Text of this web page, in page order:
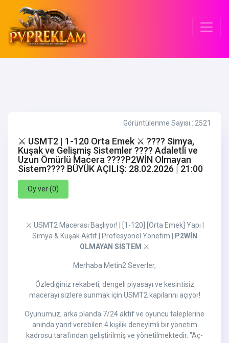
Görüntülenme Sayısı : 2521
⚔️ USMT2 | 1-120 Orta Emek ⚔️ ????️ Simya,
Kuşak ve Gelişmiş Sistemler ???? Adaletli ve
Uzun Ömürlü Macera ????P2WİN Olmayan
Sistem???? BÜYÜK AÇILIŞ: 28.02.2026 | 21:00
Oy ver (0)
⚔️ USMT2 Macerası Başlıyor! | [1-120] [Orta Emek] Yapı |
Simya & Kuşak Aktif | Profesyonel Yönetim |
P2WİN
OLMAYAN SİSTEM ⚔️
Merhaba Metin2 Severler,
Özlediğiniz rekabeti, dengeli piyasayı ve kesintisiz
macerayı sizlere sunmak için USMT2 kapılarını açıyor!
Oyunumuz, arka planda 7/24 aktif ve oyuncu taleplerine
anında yanıt verebilen 4 kişilik deneyimli bir yönetim
kadrosu tarafından geliştirilmiş ve yönetilmektedir. "Aç-